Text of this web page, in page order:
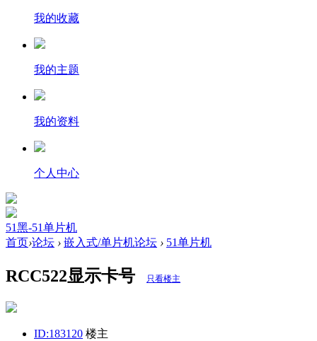
我的收藏
我的主题
我的资料
个人中心
51黑-51单片机
首页›论坛 › 嵌入式/单片机论坛 › 51单片机
RCC522显示卡号 只看楼主
ID:183120 楼主